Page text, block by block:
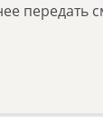
передать